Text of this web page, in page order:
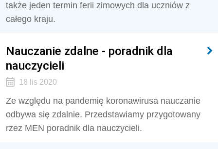
także jeden termin ferii zimowych dla uczniów z
całego kraju.
Nauczanie zdalne - poradnik dla
nauczycieli
18 lis 2020
Ze względu na pandemię koronawirusa nauczanie
odbywa się zdalnie. Przedstawiamy przygotowany
rzez MEN poradnik dla nauczycieli.